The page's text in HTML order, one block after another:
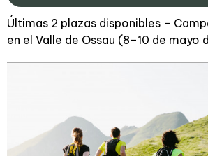
Últimas 2 plazas disponibles –
en el Valle de Ossau (8–10 de mayo